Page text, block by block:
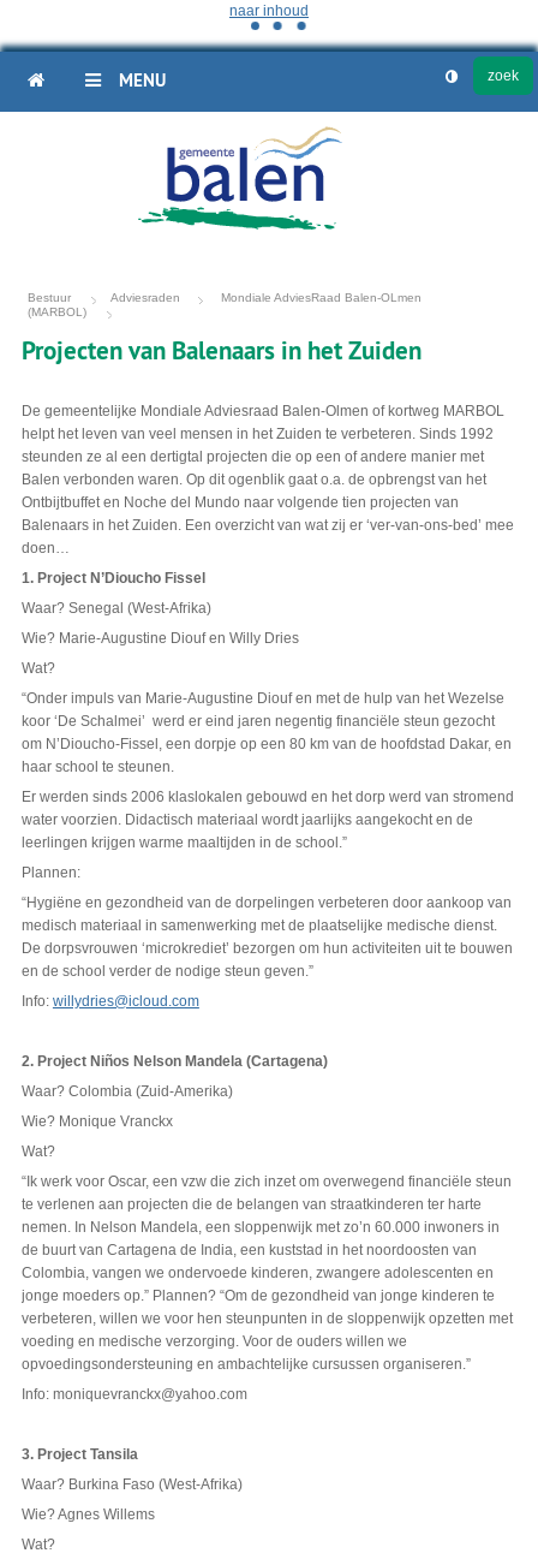
naar inhoud
HOME MENU
Bestuur Adviesraden
Mondiale AdviesRaad Balen-OLmen
(MARBOL)
Projecten van Balenaars in het Zuiden
De gemeentelijke Mondiale Adviesraad Balen-Olmen of kortweg MARBOL
helpt het leven van veel mensen in het Zuiden te verbeteren. Sinds 1992
steunden ze al een dertigtal projecten die op een of andere manier met
Balen verbonden waren. Op dit ogenblik gaat o.a. de opbrengst van het
Ontbijtbuffet en Noche del Mundo naar volgende tien projecten van
Balenaars in het Zuiden. Een overzicht van wat zij er ‘ver-van-ons-bed’ mee
doen…
1. Project N’Dioucho Fissel
Waar? Senegal (West-Afrika)
Wie? Marie-Augustine Diouf en Willy Dries
Wat?
“Onder impuls van Marie-Augustine Diouf en met de hulp van het Wezelse
koor ‘De Schalmei’ werd er eind jaren negentig financiële steun gezocht
om N’Dioucho-Fissel, een dorpje op een 80 km van de hoofdstad Dakar, en
haar school te steunen.
Er werden sinds 2006 klaslokalen gebouwd en het dorp werd van stromend
water voorzien. Didactisch materiaal wordt jaarlijks aangekocht en de
leerlingen krijgen warme maaltijden in de school.”
Plannen:
“Hygiëne en gezondheid van de dorpelingen verbeteren door aankoop van
medisch materiaal in samenwerking met de plaatselijke medische dienst.
De dorpsvrouwen ‘microkrediet’ bezorgen om hun activiteiten uit te bouwen
en de school verder de nodige steun geven.”
Info: willydries@icloud.com
2. Project Niños Nelson Mandela (Cartagena)
Waar? Colombia (Zuid-Amerika)
Wie? Monique Vranckx
Wat?
“Ik werk voor Oscar, een vzw die zich inzet om overwegend financiële steun
te verlenen aan projecten die de belangen van straatkinderen ter harte
nemen. In Nelson Mandela, een sloppenwijk met zo’n 60.000 inwoners in
de buurt van Cartagena de India, een kuststad in het noordoosten van
Colombia, vangen we ondervoede kinderen, zwangere adolescenten en
jonge moeders op.” Plannen? “Om de gezondheid van jonge kinderen te
verbeteren, willen we voor hen steunpunten in de sloppenwijk opzetten met
voeding en medische verzorging. Voor de ouders willen we
opvoedingsondersteuning en ambachtelijke cursussen organiseren.”
Info: moniquevranckx@yahoo.com
3. Project Tansila
Waar? Burkina Faso (West-Afrika)
Wie? Agnes Willems
Wat?